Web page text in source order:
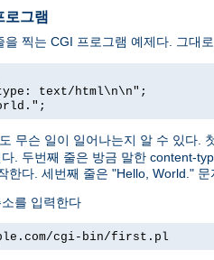
로그램
찍는 CGI 프로그램 예제다. 그대로
text/html\n\n";
무슨 일이 일어나는지 알 수 있다.
. 두번째 줄은 방금 말한 content-
한다. 세번째 줄은 "Hello, World."
를 입력한다
cgi-bin/first.pl